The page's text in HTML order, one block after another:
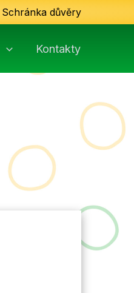
Schránka důvěry
Kontakty